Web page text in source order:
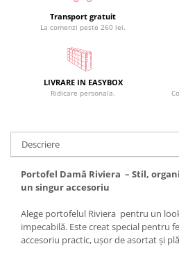
Transport gratuit
La comenzi peste 260 lei.
LIVRARE IN EASYBOX
Ridicare personala.
Descriere
Portofel Damă Riviera – Stil,
un singur accesoriu
Alege portofelul Riviera pentru un
impecabilă. Este creat special pentru
accesoriu practic, ușor de asortat și